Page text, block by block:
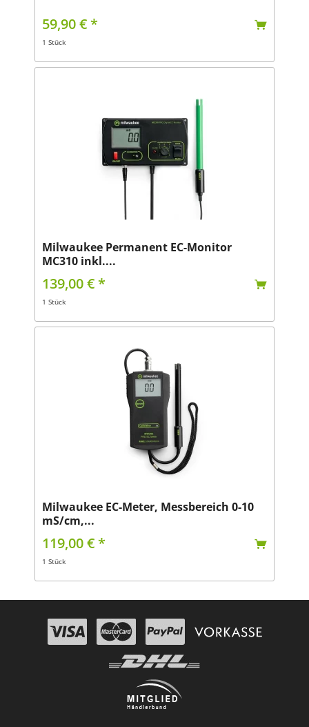
59,90 € *
1 Stück
Milwaukee Permanent EC-Monitor
MC310 inkl....
139,00 € *
1 Stück
Milwaukee EC-Meter, Messbereich 0-10
mS/cm,...
119,00 € *
1 Stück